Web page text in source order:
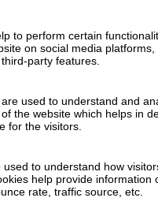
to perform certain
on social media platforms,
party features.
used to understand and
the website which helps in
for the visitors.
to understand how
help provide information
rate, traffic source, etc.